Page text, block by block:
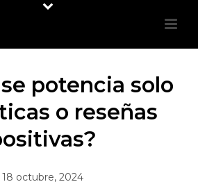
se potencia solo
o reseñas
18 octubre, 2024